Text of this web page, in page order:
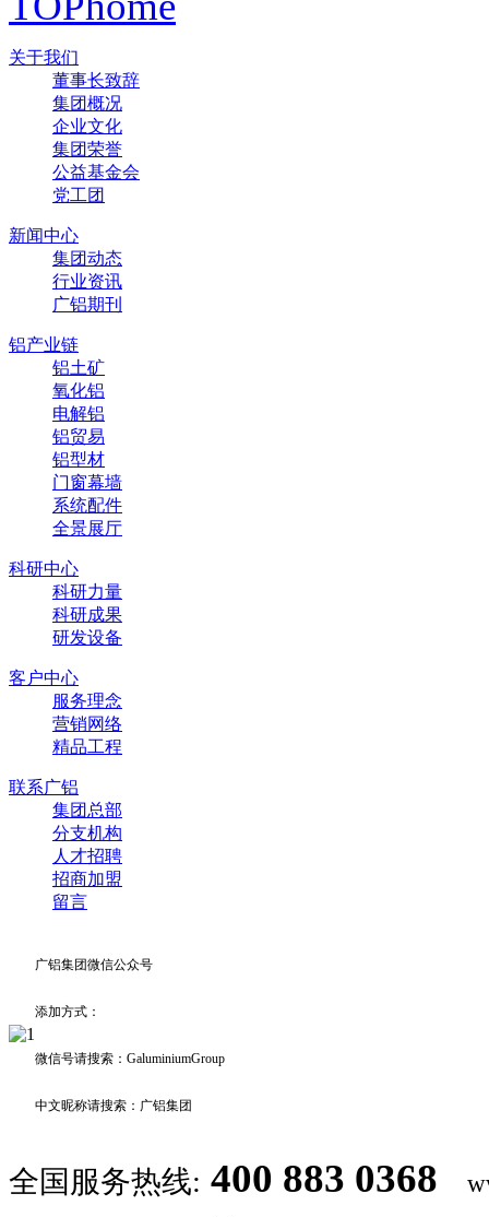
关于我们
董事长致辞
集团概况
企业文化
集团荣誉
公益基金会
党工团
新闻中心
集团动态
行业资讯
广铝期刊
铝产业链
铝土矿
氧化铝
电解铝
铝贸易
铝型材
门窗幕墙
系统配件
全景展厅
科研中心
科研力量
科研成果
研发设备
客户中心
服务理念
营销网络
精品工程
联系广铝
集团总部
分支机构
人才招聘
招商加盟
留言
广铝集团微信公众号
添加方式：
微信号请搜索：GaluminiumGroup
中文昵称请搜索：广铝集团
全国服务热线: 400 883 0368